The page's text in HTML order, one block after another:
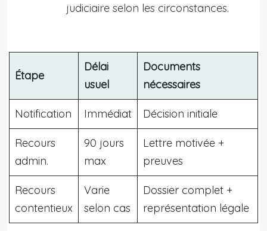
judiciaire selon les circonstances.
Étape
Délai
usuel
Documents
nécessaires
Notification Immédiat Décision initiale
Recours
admin.
90 jours
max
Lettre motivée +
preuves
Recours
contentieux
Varie
selon cas
Dossier complet +
représentation légale